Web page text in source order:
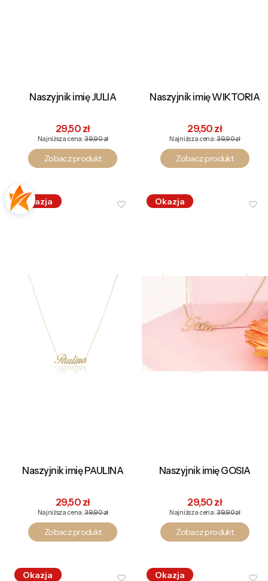
Naszyjnik imię JULIA
Cena promocyjna
29,50 zł
Najniższa cena:39,90 zł
Zobacz produkt
Naszyjnik imię WIKTORIA
Cena promocyjna
29,50 zł
Najniższa cena:39,90 zł
Zobacz produkt
Okazja
Naszyjnik imię PAULINA
Cena promocyjna
29,50 zł
Najniższa cena:39,90 zł
Zobacz produkt
Okazja
Naszyjnik imię GOSIA
Cena promocyjna
29,50 zł
Najniższa cena:39,90 zł
Zobacz produkt
Okazja Okazja